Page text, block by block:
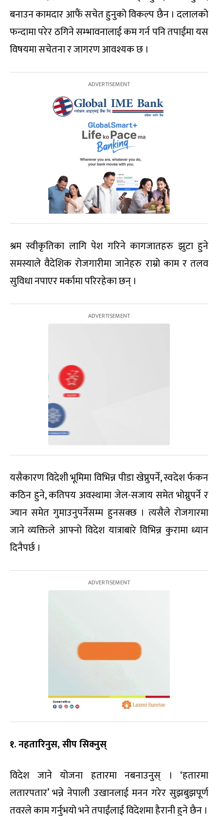
बनाउन कामदार आफैं सचेत हुनुको विकल्प छैन । दलालको
फन्दामा परेर ठगिने सम्भावनालाई कम गर्न पनि तपाईंमा यस
विषयमा सचेतना र जागरण आवश्यक छ ।
श्रम स्वीकृतिका लागि पेश गरिने कागजातहरु झुटा हुने
समस्याले वैदेशिक रोजगारीमा जानेहरु राम्रो काम र तलव
सुविधा नपाएर मर्कामा परिरहेका छन् ।
यसैकारण विदेशी भूमिमा विभिन्न पीडा खेप्नुपर्ने, स्वदेश र्फकन
कठिन हुने, कतिपय अवस्थामा जेल-सजाय समेत भोग्नुपर्ने र
ज्यान समेत गुमाउनुपर्नेसम्म हुनसक्छ । त्यसैले रोजगारमा
जाने व्यक्तिले आफ्नो विदेश यात्राबारे विभिन्न कुरामा ध्यान
दिनैपर्छ ।
१. नहतारिनुस, सीप सिक्नुस्
विदेश जाने योजना हतारमा नबनाउनुस् । ‘हतारमा
लतारपतार’ भन्ने नेपाली उखानलाई मनन गरेर सुझबुझपूर्ण
तवरले काम गर्नुभयो भने तपाईंलाई विदेशमा हैरानी हुने छैन ।